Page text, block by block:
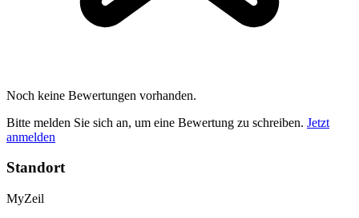
Noch keine Bewertungen vorhanden.
Bitte melden Sie sich an, um eine Bewertung zu schreiben. Jetzt
anmelden
Standort
MyZeil